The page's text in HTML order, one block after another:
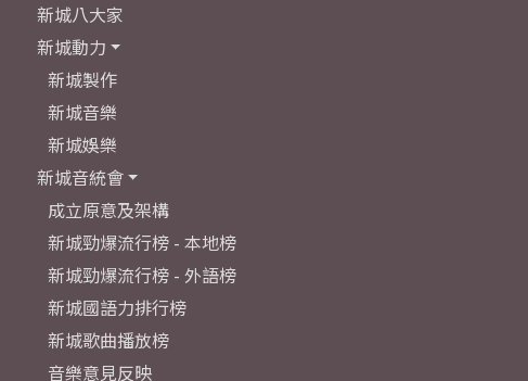
新城八大家
新城動力
新城製作
新城音樂
新城娛樂
新城音統會
成立原意及架構
新城勁爆流行榜 - 本地榜
新城勁爆流行榜 - 外語榜
新城國語力排行榜
新城歌曲播放榜
音樂意見反映